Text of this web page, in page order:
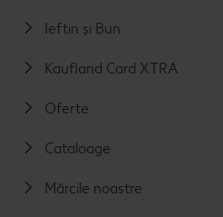
Ieftin și Bun
Kaufland Card XTRA
Oferte
Cataloage
Mărcile noastre